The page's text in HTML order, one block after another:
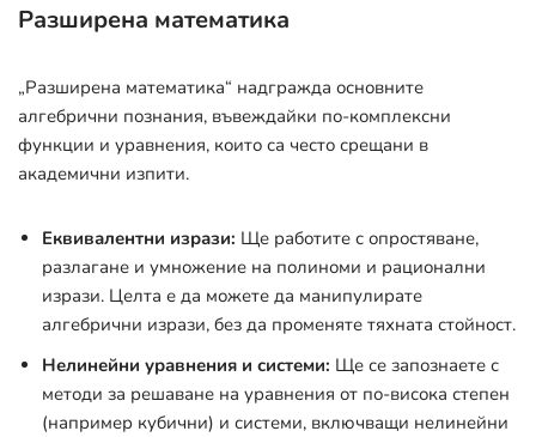
Разширена математика
„Разширена математика“ надгражда основните
алгебрични познания, въвеждайки по-комплексни
функции и уравнения, които са често срещани в
академични изпити.
Еквивалентни изрази: Ще работите с опростяване,
разлагане и умножение на полиноми и рационални
изрази. Целта е да можете да манипулирате
алгебрични изрази, без да променяте тяхната стойност.
Нелинейни уравнения и системи: Ще се запознаете с
методи за решаване на уравнения от по-висока степен
(например кубични) и системи, включващи нелинейни